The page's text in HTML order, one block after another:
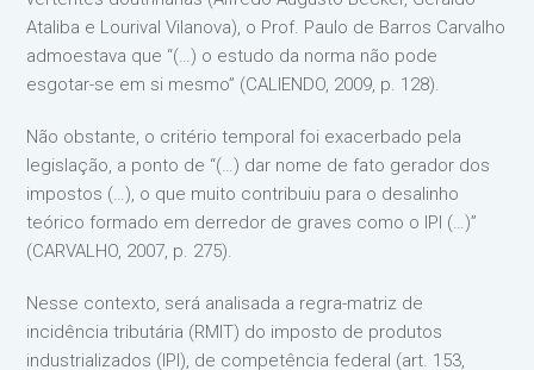
Ataliba e Lourival Vilanova), o Prof. Paulo de Barros Carvalho
admoestava que “(…) o estudo da norma não pode
esgotar-se em si mesmo” (CALIENDO, 2009, p. 128).
Não obstante, o critério temporal foi exacerbado pela
legislação, a ponto de “(…) dar nome de fato gerador dos
impostos (…), o que muito contribuiu para o desalinho
teórico formado em derredor de graves como o IPI (…)”
(CARVALHO, 2007, p. 275).
Nesse contexto, será analisada a regra-matriz de
incidência tributária (RMIT) do imposto de produtos
industrializados (IPI), de competência federal (art. 153,